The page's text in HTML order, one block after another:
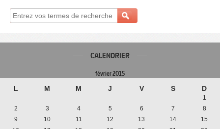
CALENDRIER
février 2015
L M M J V S D
1
2
3 4 5 6 7
8
9
10 11 12 13 14
15